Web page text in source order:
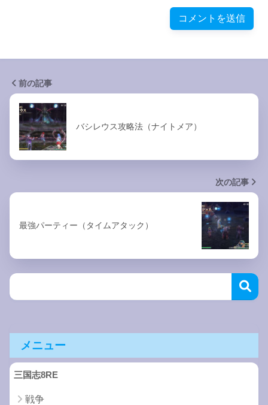
前の記事
バシレウス攻略法（ナイトメア）
次の記事
最強パーティー（タイムアタック）
メニュー
三国志8RE
戦争